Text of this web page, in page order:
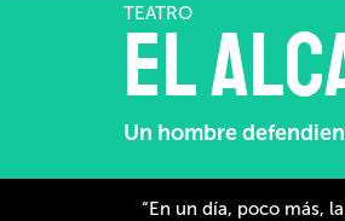
TEATRO
El
Un hombre
“En un día, poco más,